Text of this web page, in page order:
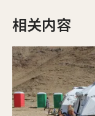
相关内容